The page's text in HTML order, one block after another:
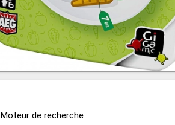
Moteur de recherche